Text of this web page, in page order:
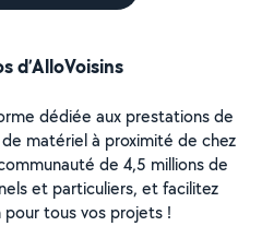
d’AlloVoisins
dédiée aux prestations de
matériel à proximité de chez
de 4,5 millions de
et particuliers, et facilitez
tous vos projets !